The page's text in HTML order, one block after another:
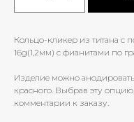
Кольцо-кликер из титана с
16g(1,2мм) с фианитами по
Изделие можно
красного. Выбрав эту
комментарии к заказу.